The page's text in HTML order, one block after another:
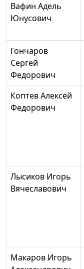
Вафин Адель
Юнусович
Гончаров
Сергей
Федорович
Коптев Алексей
Федорович
Лысиков Игорь
Вячеславович
Макаров Игорь